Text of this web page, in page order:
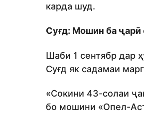
карда шуд.
Суғд: Мошин ба ҷарӣ
Шаби 1 сентябр дар
Суғд як садамаи
«Сокини 43-солаи
бо мошини «Опел-